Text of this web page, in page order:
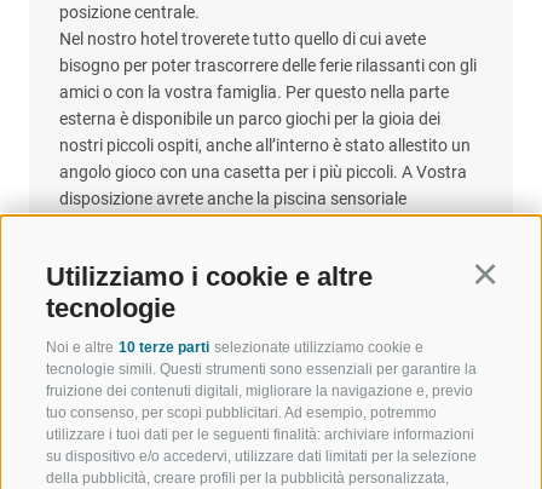
Utilizziamo i cookie e altre
tecnologie
Noi e altre 10 terze parti selezionate utilizziamo cookie e
tecnologie simili. Questi strumenti sono essenziali per garantire la
fruizione dei contenuti digitali, migliorare la navigazione e, previo
tuo consenso, per scopi pubblicitari. Ad esempio, potremmo
utilizzare i tuoi dati per le seguenti finalità: archiviare informazioni
su dispositivo e/o accedervi, utilizzare dati limitati per la selezione
della pubblicità, creare profili per la pubblicità personalizzata,
posizione centrale.
Nel nostro hotel troverete tutto quello di cui avete
bisogno per poter trascorrere delle ferie rilassanti con gli
amici o con la vostra famiglia. Per questo nella parte
esterna è disponibile un parco giochi per la gioia dei
nostri piccoli ospiti, anche all’interno è stato allestito un
angolo gioco con una casetta per i più piccoli. A Vostra
disposizione avrete anche la piscina sensoriale
a raggi infrarossi e le nostre saune. Potrete infine
concludere la serata con un menù completo di 4 portate
nel nostro bar interno.